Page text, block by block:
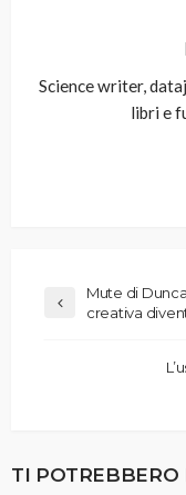
Science writer,
libri e
Mute di
creativa
TI POTREBBERO